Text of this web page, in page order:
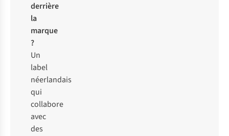
derrière
la
marque
?
Un
label
néerlandais
qui
collabore
avec
des